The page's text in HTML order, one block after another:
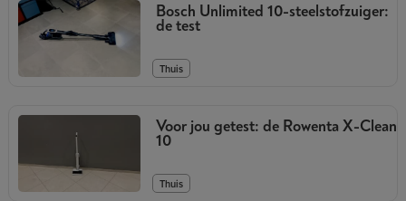
Bosch Unlimited 10-steelstofzuiger:
de test
Thuis
Voor jou getest: de Rowenta X-Clean
10
Thuis